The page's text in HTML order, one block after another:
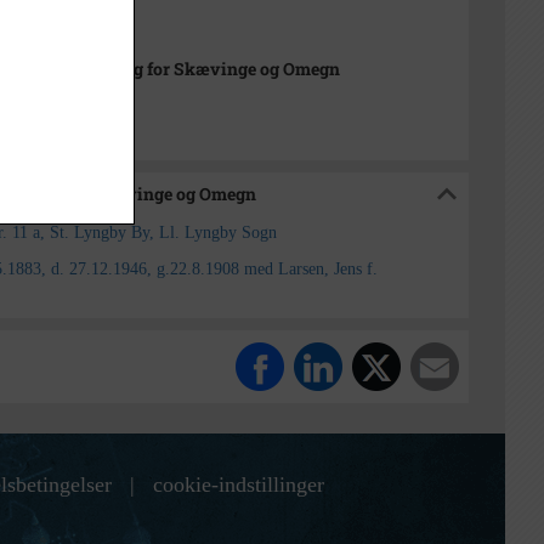
Forening for Skævinge og Omegn
for Skævinge og Omegn
11 a, St. Lyngby By, Ll. Lyngby Sogn
d. 27.12.1946, g.22.8.1908 med Larsen, Jens f.
| cookie-indstillinger